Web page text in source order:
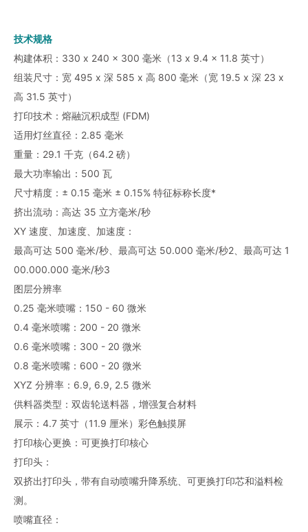
技术规格
构建体积：330 x 240 x 300 毫米（13 x 9.4 x 11.8 英寸）
组装尺寸：宽 495 x 深 585 x 高 800 毫米（宽 19.5 x 深 23 x
高 31.5 英寸）
打印技术：熔融沉积成型 (FDM)
适用灯丝直径：2.85 毫米
重量：29.1 千克（64.2 磅）
最大功率输出：500 瓦
尺寸精度：± 0.15 毫米 ± 0.15% 特征标称长度*
挤出流动：高达 35 立方毫米/秒
XY 速度、加速度、加速度：
最高可达 500 毫米/秒、最高可达 50.000 毫米/秒2、最高可达 1
00.000.000 毫米/秒3
图层分辨率
0.25 毫米喷嘴：150 - 60 微米
0.4 毫米喷嘴：200 - 20 微米
0.6 毫米喷嘴：300 - 20 微米
0.8 毫米喷嘴：600 - 20 微米
XYZ 分辨率：6.9, 6.9, 2.5 微米
供料器类型：双齿轮送料器，增强复合材料
展示：4.7 英寸（11.9 厘米）彩色触摸屏
打印核心更换：可更换打印核心
打印头：
双挤出打印头，带有自动喷嘴升降系统、可更换打印芯和溢料检
测。
喷嘴直径：